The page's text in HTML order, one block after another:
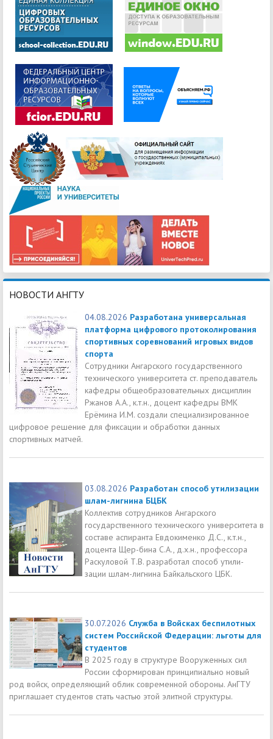
НОВОСТИ АНГТУ
04.08.2026 Разработана универсальная
платформа цифрового протоколирования
спортивных соревнований игровых видов
спорта
Сотрудники Ангарского государственного
технического университета ст. преподаватель
кафедры общеобразовательных дисциплин
Ржанов А.А., к.т.н., доцент кафедры ВМК
Ерёмина И.М. создали специализированное
цифровое решение для фиксации и обработки данных
спортивных матчей.
03.08.2026 Разработан способ утилизации
шлам-лигнина БЦБК
Коллектив сотрудников Ангарского
государственного технического университета в
составе аспиранта Евдокименко Д.С., к.т.н.,
доцента Щер-бина С.А., д.х.н., профессора
Раскуловой Т.В. разработал способ утили-
зации шлам-лигнина Байкальского ЦБК.
30.07.2026 Служба в Войсках беспилотных
систем Российской Федерации: льготы для
студентов
В 2025 году в структуре Вооруженных сил
России сформирован принципиально новый
род войск, определяющий облик современной обороны. АнГТУ
приглашает студентов стать частью этой элитной структуры.